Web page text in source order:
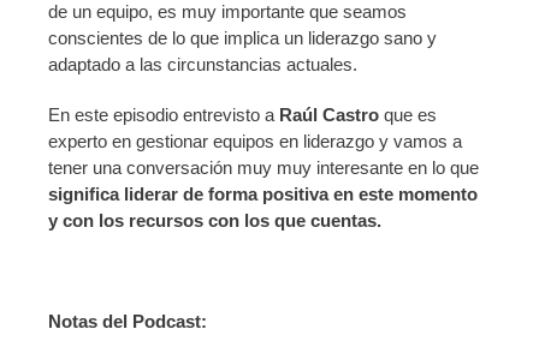
de un equipo, es muy importante que seamos
conscientes de lo que implica un liderazgo sano y
adaptado a las circunstancias actuales.
En este episodio entrevisto a Raúl Castro que es
experto en gestionar equipos en liderazgo y vamos a
tener una conversación muy muy interesante en lo que
significa liderar de forma positiva en este momento
y con los recursos con los que cuentas.
Notas del Podcast: